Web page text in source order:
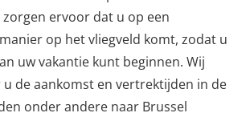
zorgen ervoor dat u op een
op het vliegveld komt, zodat u
uw vakantie kunt beginnen. Wij
de aankomst en vertrektijden in de
onder andere naar Brussel